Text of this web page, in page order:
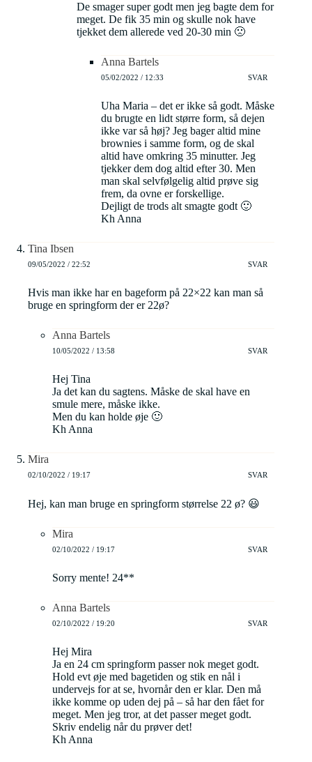
De smager super godt men jeg bagte dem for
meget. De fik 35 min og skulle nok have
tjekket dem allerede ved 20-30 min 🙁
Anna Bartels
05/02/2022 / 12:33 SVAR
Uha Maria – det er ikke så godt. Måske
du brugte en lidt større form, så dejen
ikke var så høj? Jeg bager altid mine
brownies i samme form, og de skal
altid have omkring 35 minutter. Jeg
tjekker dem dog altid efter 30. Men
man skal selvfølgelig altid prøve sig
frem, da ovne er forskellige.
Dejligt de trods alt smagte godt 🙂
Kh Anna
Tina Ibsen
09/05/2022 / 22:52 SVAR
Hvis man ikke har en bageform på 22×22 kan man så
bruge en springform der er 22ø?
Anna Bartels
10/05/2022 / 13:58 SVAR
Hej Tina
Ja det kan du sagtens. Måske de skal have en
smule mere, måske ikke.
Men du kan holde øje 🙂
Kh Anna
Mira
02/10/2022 / 19:17 SVAR
Hej, kan man bruge en springform størrelse 22 ø? 😃
Mira
02/10/2022 / 19:17 SVAR
Sorry mente! 24**
Anna Bartels
02/10/2022 / 19:20 SVAR
Hej Mira
Ja en 24 cm springform passer nok meget godt.
Hold evt øje med bagetiden og stik en nål i
undervejs for at se, hvornår den er klar. Den må
ikke komme op uden dej på – så har den fået for
meget. Men jeg tror, at det passer meget godt.
Skriv endelig når du prøver det!
Kh Anna